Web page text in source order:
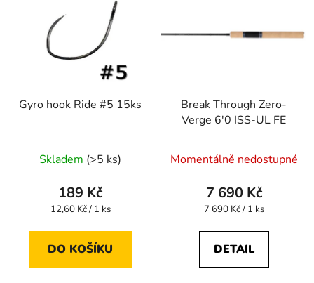
Gyro hook Ride #5 15ks
Skladem (>5 ks)
189 Kč
Měrná
12,60 Kč / 1 ks
DO KOŠÍKU
Break Through Zero-
Verge 6'0 ISS-UL FE
Momentálně nedostupné
7 690 Kč
Měrná
7 690 Kč / 1 ks
DETAIL